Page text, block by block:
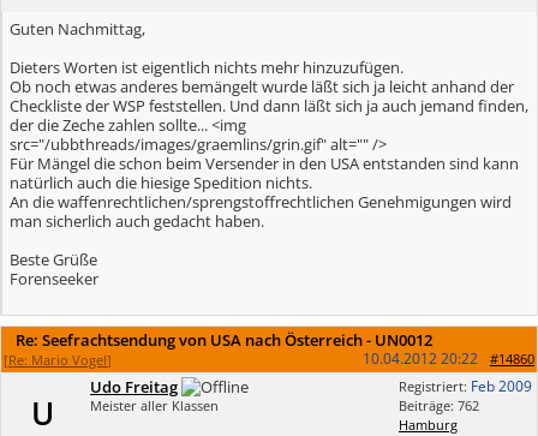
Guten Nachmittag,
Dieters Worten ist eigentlich nichts mehr hinzuzufügen.
Ob noch etwas anderes bemängelt wurde läßt sich ja leicht anhand der
Checkliste der WSP feststellen. Und dann läßt sich ja auch jemand finden,
der die Zeche zahlen sollte... <img
src="/ubbthreads/images/graemlins/grin.gif" alt="" />
Für Mängel die schon beim Versender in den USA entstanden sind kann
natürlich auch die hiesige Spedition nichts.
An die waffenrechtlichen/sprengstoffrechtlichen Genehmigungen wird
man sicherlich auch gedacht haben.
Beste Grüße
Forenseeker
Re: Seefrachtsendung von USA nach Österreich - UN0012
[Re: Mario Vogel] #14860
10.04.201220:22
Registriert: Feb 2009
Beiträge: 762
Hamburg
U
Udo Freitag
Meister aller Klassen